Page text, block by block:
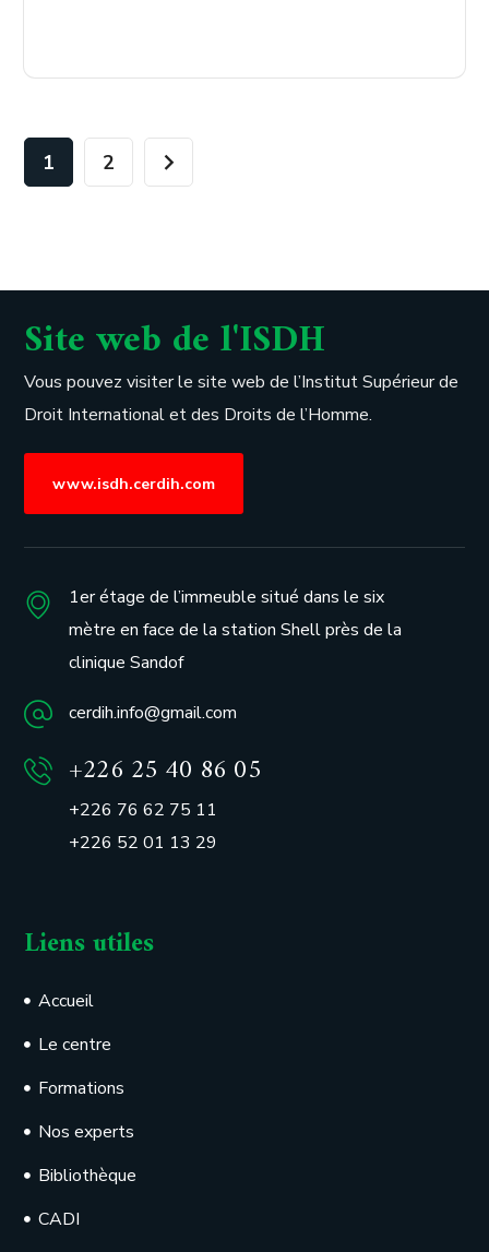
1 2
Site web de l'ISDH
Vous pouvez visiter le site web de l’Institut Supérieur de
Droit International et des Droits de l’Homme.
www.isdh.cerdih.com
1er étage de l’immeuble situé dans le six
mètre en face de la station Shell près de la
clinique Sandof
cerdih.info@gmail.com
+226 25 40 86 05
+226 76 62 75 11
+226 52 01 13 29
Liens utiles
Accueil
Le centre
Formations
Nos experts
Bibliothèque
CADI